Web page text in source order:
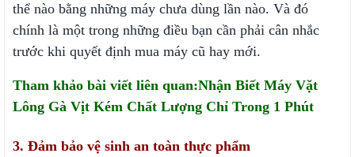
thể nào bằng những máy chưa dùng lần nào. Và đó
chính là một trong những điều bạn cần phải cân nhắc
trước khi quyết định mua máy cũ hay mới.
Tham khảo bài viết liên quan:Nhận Biết Máy Vặt
Lông Gà Vịt Kém Chất Lượng Chỉ Trong 1 Phút
3. Đảm bảo vệ sinh an toàn thực phẩm